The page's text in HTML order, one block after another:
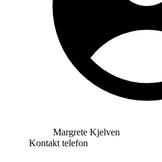
Margrete Kjelven
Kontakt telefon